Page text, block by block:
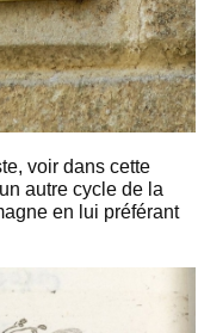
voir dans cette
autre cycle de la
en lui préférant